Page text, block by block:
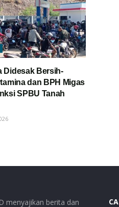
Didesak Bersih-
dan BPH Migas
SPBU Tanah
menyajikan berita dan